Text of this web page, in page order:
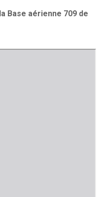
Base aérienne 709 de